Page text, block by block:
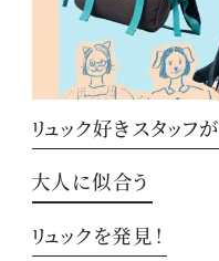
リュック好きスタッフが
大人に似合う
リュックを発見！